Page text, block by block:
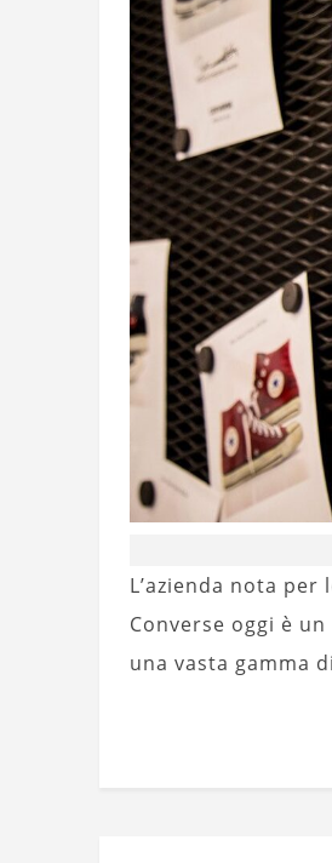
L’azienda nota
Converse oggi è
una vasta gamma